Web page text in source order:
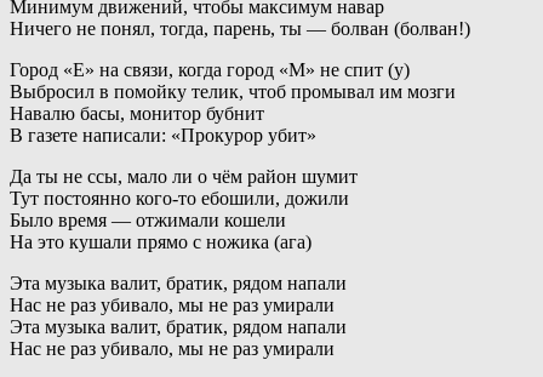
Минимум движений, чтобы максимум навар
Ничего не понял, тогда, парень, ты — болван (болван!)
Город «Е» на связи, когда город «М» не спит (у)
Выбросил в помойку телик, чтоб промывал им мозги
Навалю басы, монитор бубнит
В газете написали: «Прокурор убит»
Да ты не ссы, мало ли о чём район шумит
Тут постоянно кого-то ебошили, дожили
Было время — отжимали кошели
На это кушали прямо с ножика (ага)
Эта музыка валит, братик, рядом напали
Нас не раз убивало, мы не раз умирали
Эта музыка валит, братик, рядом напали
Нас не раз убивало, мы не раз умирали